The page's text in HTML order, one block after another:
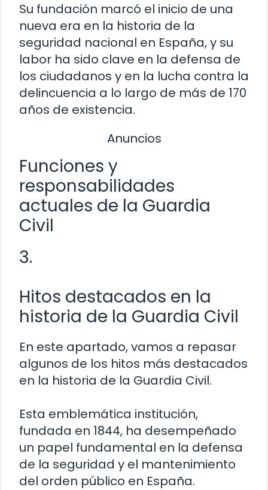
Su fundación marcó el inicio de una
nueva era en la historia de la
seguridad nacional en España, y su
labor ha sido clave en la defensa de
los ciudadanos y en la lucha contra la
delincuencia a lo largo de más de 170
años de existencia.
Anuncios
Funciones y
responsabilidades
actuales de la Guardia
Civil
3.
Hitos destacados en la
historia de la Guardia Civil
En este apartado, vamos a repasar
algunos de los hitos más destacados
en la historia de la Guardia Civil.
Esta emblemática institución,
fundada en 1844, ha desempeñado
un papel fundamental en la defensa
de la seguridad y el mantenimiento
del orden público en España.